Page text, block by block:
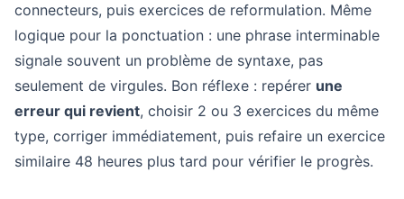
connecteurs, puis exercices de reformulation. Même
logique pour la ponctuation : une phrase interminable
signale souvent un problème de syntaxe, pas
seulement de virgules. Bon réflexe : repérer une
erreur qui revient, choisir 2 ou 3 exercices du même
type, corriger immédiatement, puis refaire un exercice
similaire 48 heures plus tard pour vérifier le progrès.